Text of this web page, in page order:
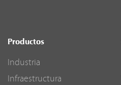
Productos
Industria
Infraestructura